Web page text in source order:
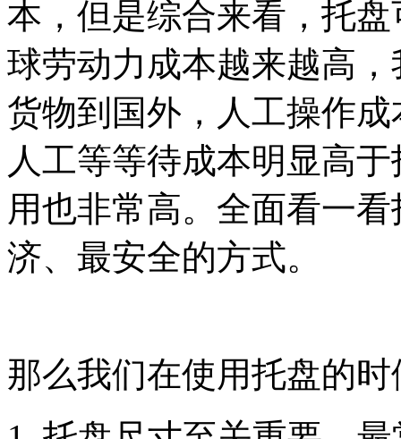
本，但是综合来看，托
球劳动力成本越来越高
货物到国外，人工操作
人工等等待成本明显高
用也非常高。 全面看一
济、最安全的方式。
那么我们在使用托盘的